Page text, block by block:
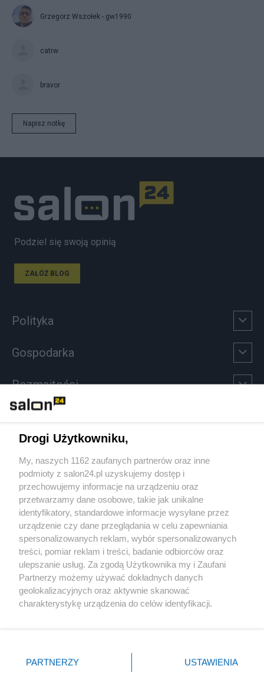
Grzegorz Wszołek - gw1990
catrw
bravor
Napisz notkę
Podziel się swoją opinią
ZAŁÓŻ BLOG
Polityka
Gospodarka
Rozmaitości
Sport
Społeczeństwo
Kultura
X Facebook Instagram Youtube
Drogi Użytkowniku,
My, naszych 1162 zaufanych partnerów oraz inne
podmioty z salon24.pl uzyskujemy dostęp i
przechowujemy informacje na urządzeniu oraz
przetwarzamy dane osobowe, takie jak unikalne
identyfikatory, standardowe informacje wysyłane przez
urządzenie czy dane przeglądania w celu zapewniania
spersonalizowanych reklam, wybór spersonalizowanych
treści, pomiar reklam i treści, badanie odbiorców oraz
ulepszanie usług. Za zgodą Użytkownika my i Zaufani
Partnerzy możemy używać dokładnych danych
geolokalizacyjnych oraz aktywnie skanować
charakterystykę urządzenia do celów identyfikacji.
zmienić/wycofać klikając przycisk ustawień prywatności
znajdujący się w lewym dolnym rogu strony
PARTNERZY USTAWIENIA